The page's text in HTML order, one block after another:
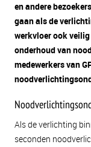
en andere
gaan als de
werkvloer ook
onderhoud van
medewerkers van
Als de verlichting
seconden